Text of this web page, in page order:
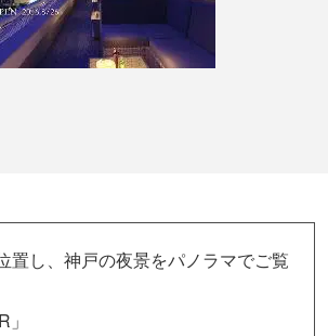
置し、神戸の夜景をパノラマでご覧